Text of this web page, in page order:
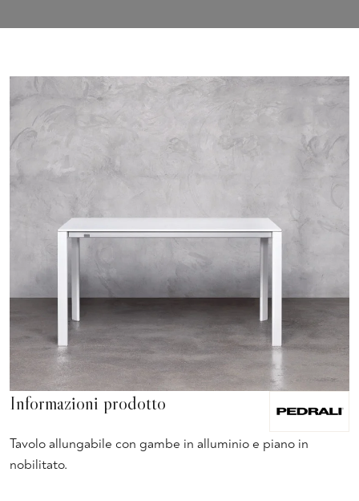
Informazioni prodotto
Tavolo allungabile con gambe in alluminio e piano in
nobilitato.